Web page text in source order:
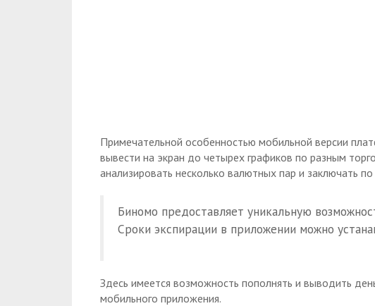
Примечательной особенностью мобильной версии
вывести на экран до четырех графиков по разным
анализировать несколько валютных пар и заключать
Биномо предоставляет уникальную
Сроки экспирации в приложении можно
Здесь имеется возможность пополнять и выводить
мобильного приложения.